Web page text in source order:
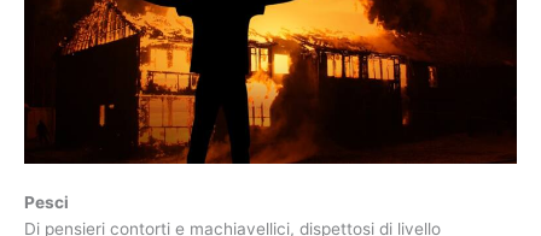
Sei uno dei segni più cattivi dello zodiaco, delle idee perverse e
negative quando si tratta di vendetta, fai attenzione quando
qualcuno ti fa del male , perché all’istante, il tuo livello sale di
Livello di malvagità: 2